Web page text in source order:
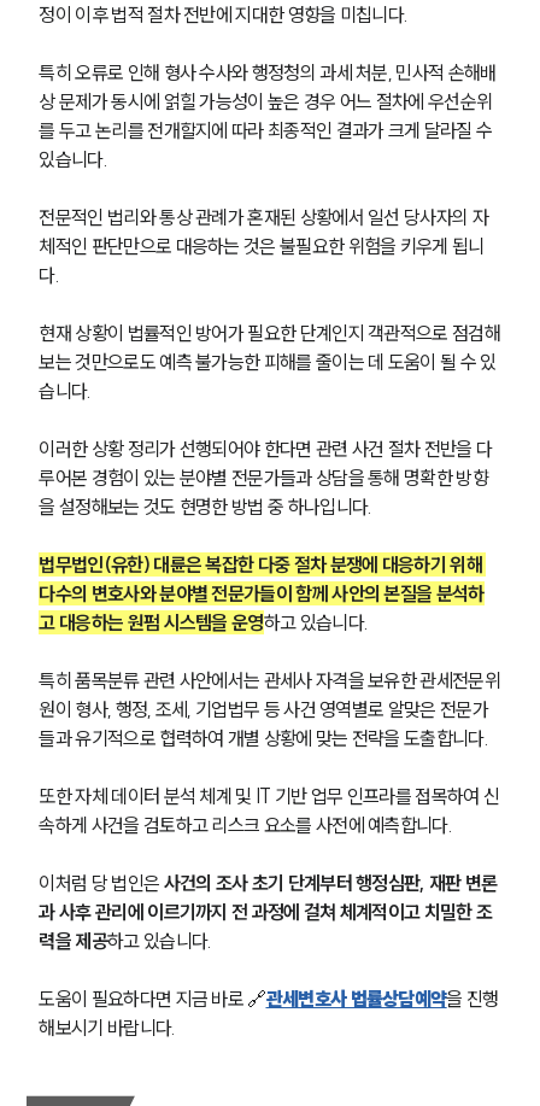
정이 이후 법적 절차 전반에 지대한 영향을 미칩니다.
특히 오류로 인해 형사 수사와 행정청의 과세 처분, 민사적 손해배
상 문제가 동시에 얽힐 가능성이 높은 경우 어느 절차에 우선순위
를 두고 논리를 전개할지에 따라 최종적인 결과가 크게 달라질 수
있습니다.
전문적인 법리와 통상 관례가 혼재된 상황에서 일선 당사자의 자
체적인 판단만으로 대응하는 것은 불필요한 위험을 키우게 됩니
다.
현재 상황이 법률적인 방어가 필요한 단계인지 객관적으로 점검해
보는 것만으로도 예측 불가능한 피해를 줄이는 데 도움이 될 수 있
습니다.
이러한 상황 정리가 선행되어야 한다면 관련 사건 절차 전반을 다
루어본 경험이 있는 분야별 전문가들과 상담을 통해 명확한 방향
을 설정해보는 것도 현명한 방법 중 하나입니다.
법무법인(유한) 대륜은 복잡한 다중 절차 분쟁에 대응하기 위해
다수의 변호사와 분야별 전문가들이 함께 사안의 본질을 분석하
고 대응하는 원펌 시스템을 운영하고 있습니다.
특히 품목분류 관련 사안에서는 관세사 자격을 보유한 관세전문위
원이 형사, 행정, 조세, 기업법무 등 사건 영역별로 알맞은 전문가
들과 유기적으로 협력하여 개별 상황에 맞는 전략을 도출합니다.
또한 자체 데이터 분석 체계 및 IT 기반 업무 인프라를 접목하여 신
속하게 사건을 검토하고 리스크 요소를 사전에 예측합니다.
이처럼 당 법인은 사건의 조사 초기 단계부터 행정심판, 재판 변론
과 사후 관리에 이르기까지 전 과정에 걸쳐 체계적이고 치밀한 조
력을 제공하고 있습니다.
도움이 필요하다면 지금 바로 🔗관세변호사 법률상담예약을 진행
해보시기 바랍니다.